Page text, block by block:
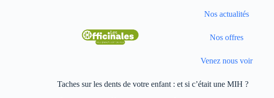
Nos actualités
Nos offres
Venez nous voir
Taches sur les dents de votre enfant : et si c’était une MIH ?